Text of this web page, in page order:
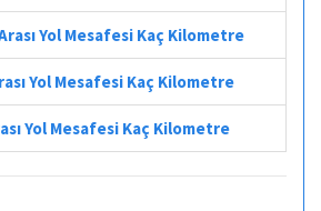
Yol Mesafesi Kaç Kilometre
Yol Mesafesi Kaç Kilometre
Yol Mesafesi Kaç Kilometre